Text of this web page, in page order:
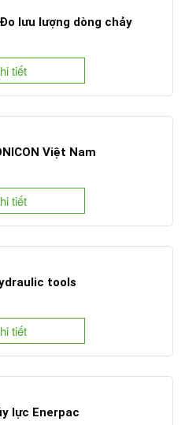
lưu lượng dòng chảy
tiết
Việt Nam
tiết
tools
tiết
lực Enerpac